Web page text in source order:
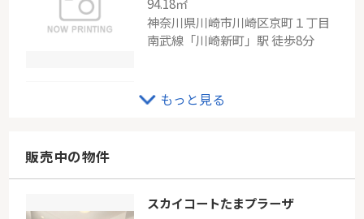
神奈川県川崎市川崎区京町１丁目
南武線「川崎新町」駅 徒歩8分
-
もっと見る
販売中の物件
スカイコートたまプラーザ